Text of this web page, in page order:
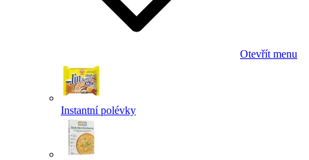
Otevřít menu
Instantní polévky